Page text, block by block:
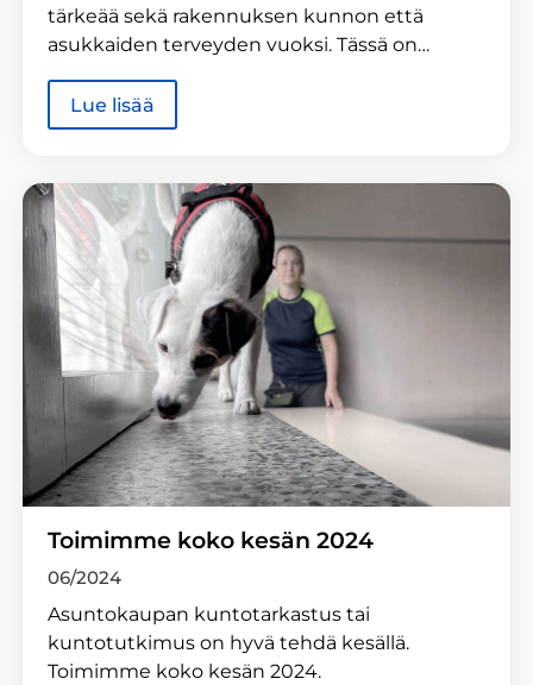
tärkeää sekä rakennuksen kunnon että
asukkaiden terveyden vuoksi. Tässä on…
Lue lisää
Toimimme koko kesän 2024
06/2024
Asuntokaupan kuntotarkastus tai
kuntotutkimus on hyvä tehdä kesällä.
Toimimme koko kesän 2024.